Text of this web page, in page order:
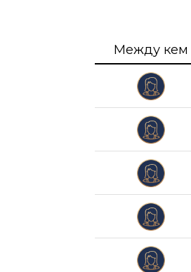
Между кем